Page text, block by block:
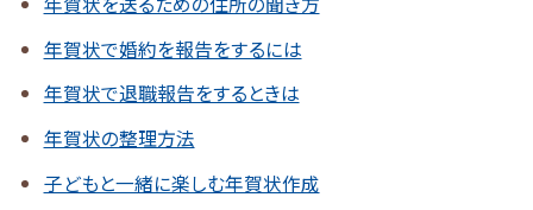
年賀状で婚約を報告をするには
年賀状で退職報告をするときは
年賀状の整理方法
子どもと一緒に楽しむ年賀状作成